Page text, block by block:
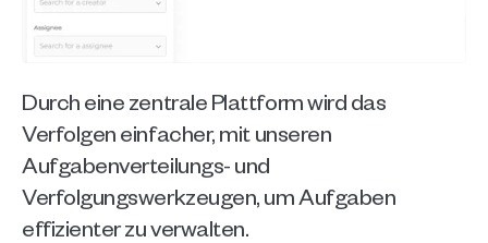
Durch eine zentrale Plattform wird das
Verfolgen einfacher,mit unseren
Aufgabenverteilungs- und
Verfolgungswerkzeugen, um Aufgaben
effizienter zu verwalten.